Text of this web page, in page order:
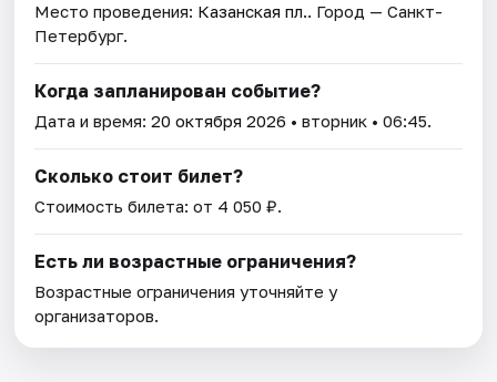
Место проведения: Казанская пл.. Город — Санкт-
Петербург.
Когда запланирован событие?
Дата и время:20 октября 2026 • вторник • 06:45.
Сколько стоит билет?
Стоимость билета: от 4 050 ₽.
Есть ли возрастные ограничения?
Возрастные ограничения уточняйте у
организаторов.